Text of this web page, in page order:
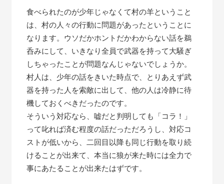
食べられたのが少年じゃなくて村の羊ということ
は、村の人々の行動に問題があったということに
なります。ウソだかホントだかわからない話を鵜
呑みにして、いきなり全員で武器を持って大騒ぎ
しちゃったことが問題なんじゃないでしょうか。
村人は、少年の話をきいた時点で、とりあえず武
器を持った人を索敵に出して、他の人は冷静に待
機しておくべきだったのです。
そういう対応なら、嘘だと判明しても「コラ！」
って叱れば済む程度の話だっただろうし、対応コ
ストが低いから、二回目以降も同じ行動を取り続
けることが出来て、本当に狼が来た時には全力で
事にあたることが出来たはずです。